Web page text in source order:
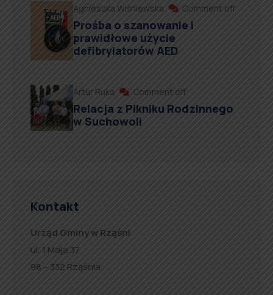
Agnieszka Wiśniewska Comment off
Prośba o szanowanie i
prawidłowe użycie
defibrylatorów AED
Artur Ruka Comment off
Relacja z Pikniku Rodzinnego
w Suchowoli
Kontakt
Urząd Gminy w Rząśni
ul. 1 Maja 37
98 – 332 Rząśnia